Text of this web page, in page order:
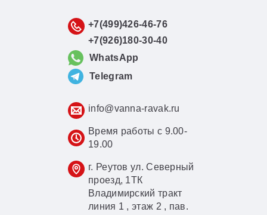
+7(499)426-46-76
+7(926)180-30-40
WhatsApp
Telegram
info@vanna-ravak.ru
Время работы с 9.00-
19.00
г. Реутов ул. Северный
проезд, 1ТК
Владимирский тракт
линия 1 , этаж 2 , пав.